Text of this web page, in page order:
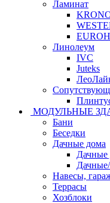
Ламинат
Линолеум
IVC
Juteks
МОДУЛЬНЫЕ
Бани
Беседки
Дачные дома
Дачные
Навесы,
Террасы
Хозблоки